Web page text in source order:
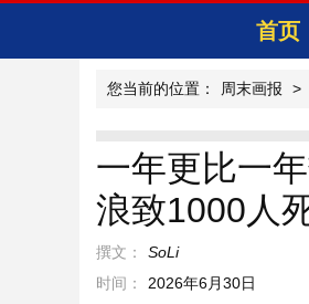
首页
您当前的位置： 周末画报 >
一年更比一
浪致1000人
撰文：
SoLi
时间：
2026年6月30日